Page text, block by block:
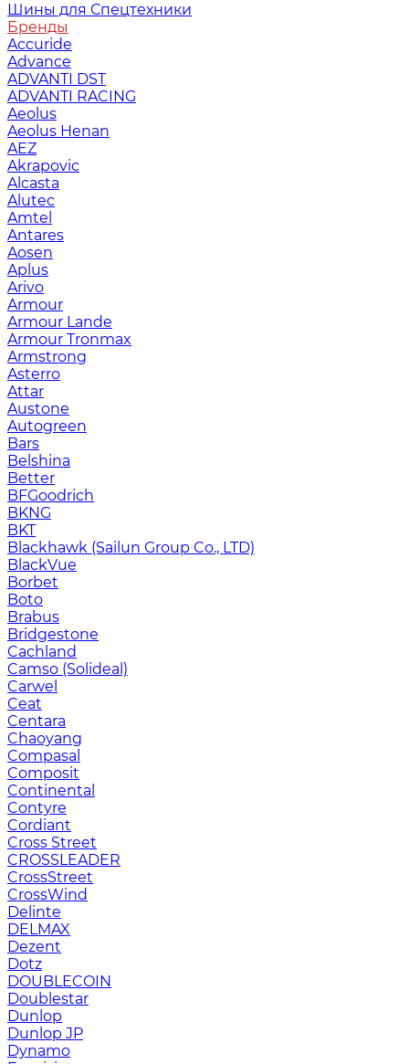
Шины для Спецтехники
Бренды
Accuride
Advance
ADVANTI DST
ADVANTI RACING
Aeolus
Aeolus Henan
AEZ
Akrapovic
Alcasta
Alutec
Amtel
Antares
Aosen
Aplus
Arivo
Armour
Armour Lande
Armour Tronmax
Armstrong
Asterro
Attar
Austone
Autogreen
Bars
Belshina
Better
BFGoodrich
BKNG
BKT
Blackhawk (Sailun Group Co., LTD)
BlackVue
Borbet
Boto
Brabus
Bridgestone
Cachland
Camso (Solideal)
Carwel
Ceat
Centara
Chaoyang
Compasal
Composit
Continental
Contyre
Cordiant
Cross Street
CROSSLEADER
CrossStreet
CrossWind
Delinte
DELMAX
Dezent
Dotz
DOUBLECOIN
Doublestar
Dunlop
Dunlop JP
Dynamo